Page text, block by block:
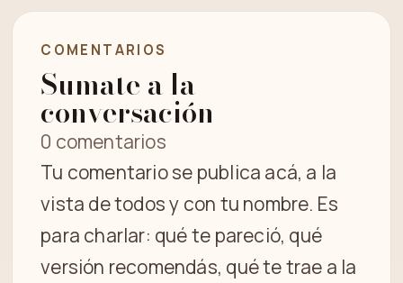
COMENTARIOS
Sumate a la
conversación
0 comentarios
Tu comentario se publica acá, a la
vista de todos y con tu nombre. Es
para charlar: qué te pareció, qué
versión recomendás, qué te trae a la